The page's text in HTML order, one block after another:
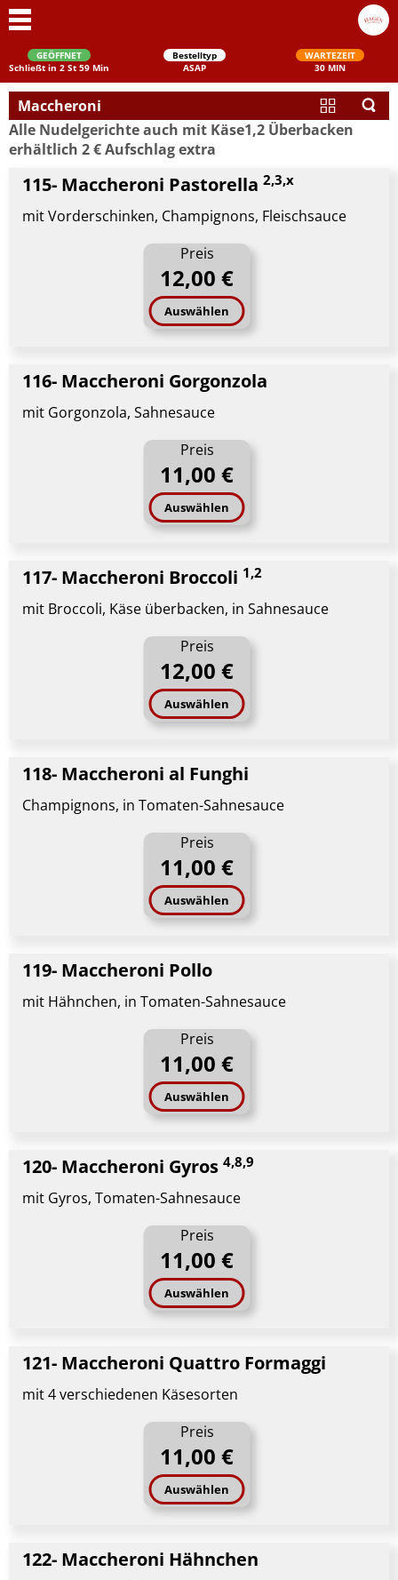
GEÖFFNET
Schließt in 2 St 59 Min
Bestelltyp
ASAP
WARTEZEIT
30 MIN
Maccheroni
Alle Nudelgerichte auch mit Käse1,2 Überbacken
erhältlich 2 € Aufschlag extra
115- Maccheroni Pastorella 2,3,x
mit Vorderschinken, Champignons, Fleischsauce
Preis
12,00 €
Auswählen
116- Maccheroni Gorgonzola
mit Gorgonzola, Sahnesauce
Preis
11,00 €
Auswählen
117- Maccheroni Broccoli 1,2
mit Broccoli, Käse überbacken, in Sahnesauce
Preis
12,00 €
Auswählen
118- Maccheroni al Funghi
Champignons, in Tomaten-Sahnesauce
Preis
11,00 €
Auswählen
119- Maccheroni Pollo
mit Hähnchen, in Tomaten-Sahnesauce
Preis
11,00 €
Auswählen
120- Maccheroni Gyros 4,8,9
mit Gyros, Tomaten-Sahnesauce
Preis
11,00 €
Auswählen
121- Maccheroni Quattro Formaggi
mit 4 verschiedenen Käsesorten
Preis
11,00 €
Auswählen
122- Maccheroni Hähnchen